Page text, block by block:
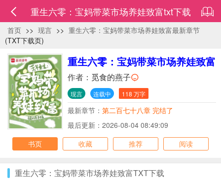
重生六零：宝妈带菜市场养娃致富txt下载
首页 >> 现言 >> 重生六零：宝妈带菜市场养娃致富最新章节
(TXT下载页)
重生六零：宝妈带菜市场养娃致富
作者： 觅食的燕子
现言 连载中 118 万字
最新章节： 第二百七十八章 完结了
最后更新：2026-08-04 08:49:09
书页
收藏 推荐 阅读
重生六零：宝妈带菜市场养娃致富TXT下载